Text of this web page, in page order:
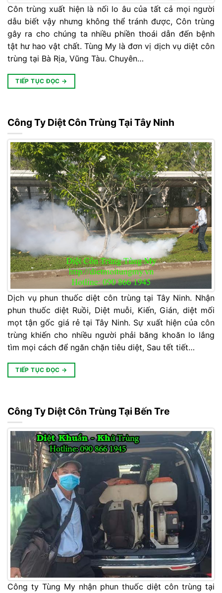
Côn trùng xuất hiện là nối lo âu của tất cả mọi người
dẫu biết vậy nhưng không thể tránh được, Côn trùng
gây ra cho chúng ta nhiều phiền thoái dẫn đến bệnh
tật hư hao vật chất. Tùng My là đơn vị dịch vụ diệt côn
trùng tại Bà Rịa, Vũng Tàu. Chuyên…
TIẾP TỤC ĐỌC →
Công Ty Diệt Côn Trùng Tại Tây Ninh
Dịch vụ phun thuốc diệt côn trùng tại Tây Ninh. Nhận
phun thuốc diệt Ruồi, Diệt muỗi, Kiến, Gián, diệt mối
mọt tận gốc giá rẻ tại Tây Ninh. Sự xuất hiện của côn
trùng khiến cho nhiều người phải băng khoăn lo lắng
tìm mọi cách để ngăn chặn tiêu diệt, Sau tết tiết…
TIẾP TỤC ĐỌC →
Công Ty Diệt Côn Trùng Tại Bến Tre
Công ty Tùng My nhận phun thuốc diệt côn trùng tại